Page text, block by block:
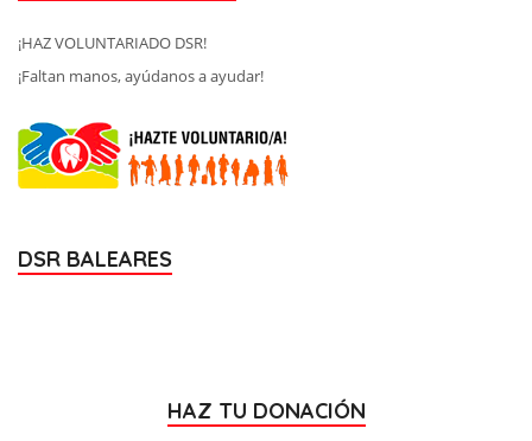
¡HAZ VOLUNTARIADO DSR!
¡Faltan manos, ayúdanos a ayudar!
DSR BALEARES
HAZ TU DONACIÓN